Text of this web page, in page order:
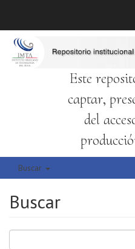
Este
captar,
del
Buscar
Buscar